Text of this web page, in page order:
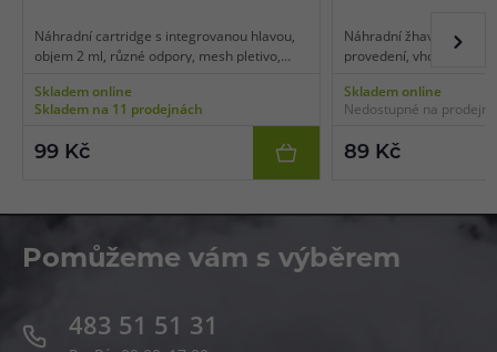
Náhradní cartridge s integrovanou hlavou,
objem 2 ml, různé odpory, mesh pletivo,
1ks v balení.
Skladem online
Skladem na 11 prodejnách
99 Kč
Náhradní žhavící hlava,
provedení, vhodné pro
Skladem online
Nedostupné na
89 Kč
Pomůžeme vám s výběrem
483 51 51 31